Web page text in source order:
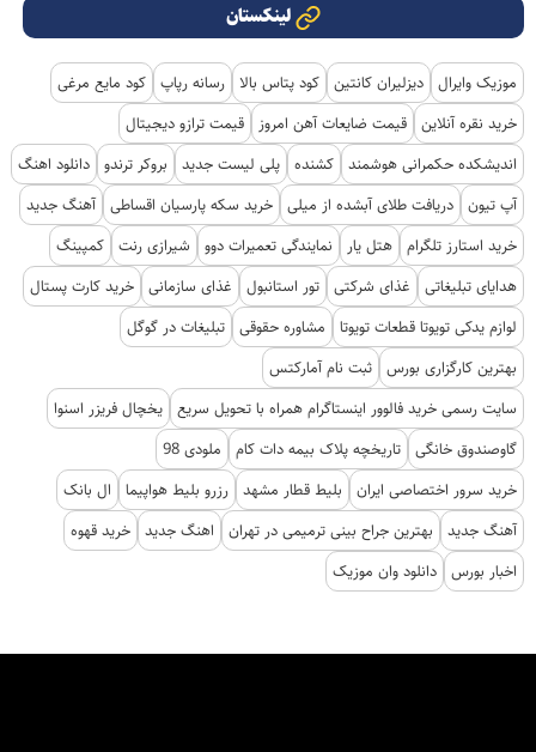
لینکستان
موزیک وایرال دیزلیران کانتین کود پتاس بالا رسانه رپاپ کود مایع مرغی
خرید نقره آنلاین قیمت ضایعات آهن امروز
قیمت ترازو دیجیتال
اندیشکده حکمرانی هوشمند کشنده پلی لیست جدید بروکر ترندو دانلود اهنگ
آپ تیون دریافت طلای آبشده از میلی خرید سکه پارسیان اقساطی آهنگ جدید
خرید استارز تلگرام هتل یار نمایندگی تعمیرات دوو شیرازی رنت کمپینگ
هدایای تبلیغاتی
غذای شرکتی تور استانبول غذای سازمانی خرید کارت پستال
لوازم یدکی تویوتا قطعات تویوتا
مشاوره حقوقی تبلیغات در گوگل
بهترین کارگزاری بورس ثبت نام آمارکتس
سایت رسمی خرید فالوور اینستاگرام همراه با تحویل سریع یخچال فریزر اسنوا
گاوصندوق خانگی تاریخچه پلاک بیمه دات کام
ملودی 98
خرید سرور اختصاصی ایران
بلیط قطار مشهد رزرو بلیط هواپیما
ال بانک
آهنگ جدید
بهترین جراح بینی ترمیمی در تهران اهنگ جدید خرید قهوه
اخبار بورس دانلود وان موزیک